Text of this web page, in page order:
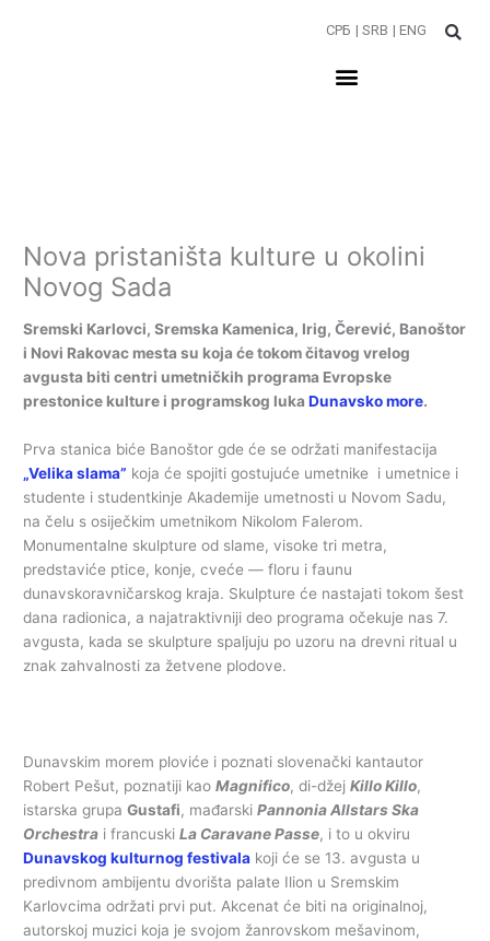
СРБ | SRB | ENG
Nova pristaništa kulture u okolini
Novog Sada
Sremski Karlovci, Sremska Kamenica, Irig, Čerević, Banoštor
i Novi Rakovac mesta su koja će tokom čitavog vrelog
avgusta biti centri umetničkih programa Evropske
prestonice kulture i programskog lukaDunavsko more.
Prva stanica biće Banoštor gde će se održati manifestacija
„Velika slama” koja će spojiti gostujuće umetnike i umetnice i
studente i studentkinje Akademije umetnosti u Novom Sadu,
na čelu s osiječkim umetnikom Nikolom Falerom.
Monumentalne skulpture od slame, visoke tri metra,
predstaviće ptice, konje, cveće — floru i faunu
dunavskoravničarskog kraja. Skulpture će nastajati tokom šest
dana radionica, a najatraktivniji deo programa očekuje nas 7.
avgusta, kada se skulpture spaljuju po uzoru na drevni ritual u
znak zahvalnosti za žetvene plodove.
Dunavskim morem ploviće i poznati slovenački kantautor
Robert Pešut, poznatiji kaoMagnifico, di-džejKillo Killo,
istarska grupaGustafi, mađarskiPannonia Allstars Ska
Orchestra i francuskiLa Caravane Passe, i to u okviru
Dunavskog kulturnog festivala koji će se 13. avgusta u
predivnom ambijentu dvorišta palate Ilion u Sremskim
Karlovcima održati prvi put. Akcenat će biti na originalnoj,
autorskoj muzici koja je svojom žanrovskom mešavinom,